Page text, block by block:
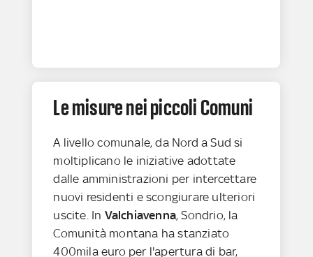
Le misure nei piccoli Comuni
A livello comunale, da Nord a Sud si
moltiplicano le iniziative adottate
dalle amministrazioni per intercettare
nuovi residenti e scongiurare ulteriori
uscite. In Valchiavenna, Sondrio, la
Comunità montana ha stanziato
400mila euro per l'apertura di bar,